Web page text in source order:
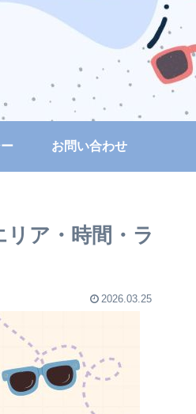
お問い合わせ
ア・時間・ラ
2026.03.25